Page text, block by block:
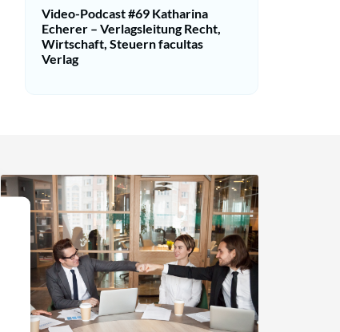
Video-Podcast #69 Katharina
Echerer – Verlagsleitung Recht,
Wirtschaft, Steuern facultas
Verlag